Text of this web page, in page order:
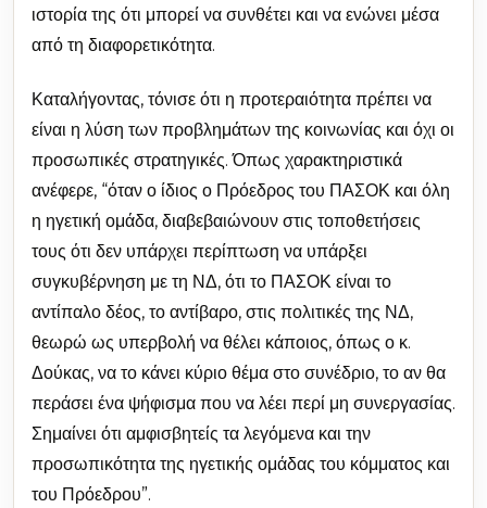
ιστορία της ότι μπορεί να συνθέτει και να ενώνει μέσα
από τη διαφορετικότητα.
Καταλήγοντας, τόνισε ότι η προτεραιότητα πρέπει να
είναι η λύση των προβλημάτων της κοινωνίας και όχι οι
προσωπικές στρατηγικές. Όπως χαρακτηριστικά
ανέφερε, “όταν ο ίδιος ο Πρόεδρος του ΠΑΣΟΚ και όλη
η ηγετική ομάδα, διαβεβαιώνουν στις τοποθετήσεις
τους ότι δεν υπάρχει περίπτωση να υπάρξει
συγκυβέρνηση με τη ΝΔ, ότι το ΠΑΣΟΚ είναι το
αντίπαλο δέος, το αντίβαρο, στις πολιτικές της ΝΔ,
θεωρώ ως υπερβολή να θέλει κάποιος, όπως ο κ.
Δούκας, να το κάνει κύριο θέμα στο συνέδριο, το αν θα
περάσει ένα ψήφισμα που να λέει περί μη συνεργασίας.
Σημαίνει ότι αμφισβητείς τα λεγόμενα και την
προσωπικότητα της ηγετικής ομάδας του κόμματος και
του Πρόεδρου”.